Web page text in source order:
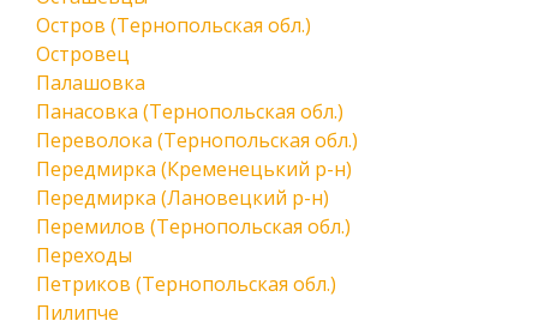
Остров (Тернопольская обл.)
Островец
Палашовка
Панасовка (Тернопольская обл.)
Переволока (Тернопольская обл.)
Передмирка (Кременецький р-н)
Передмирка (Лановецкий р-н)
Перемилов (Тернопольская обл.)
Переходы
Петриков (Тернопольская обл.)
Пилипче